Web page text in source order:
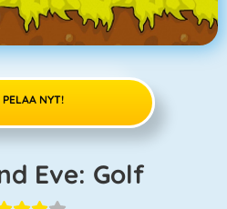
PELAA NYT!
Eve: Golf